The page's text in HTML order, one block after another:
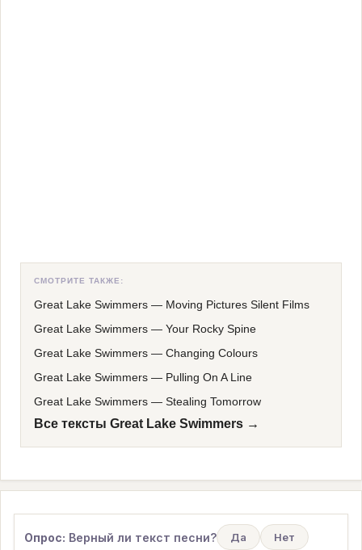
СМОТРИТЕ ТАКЖЕ:
Great Lake Swimmers — Moving Pictures Silent Films
Great Lake Swimmers — Your Rocky Spine
Great Lake Swimmers — Changing Colours
Great Lake Swimmers — Pulling On A Line
Great Lake Swimmers — Stealing Tomorrow
Все тексты Great Lake Swimmers →
Опрос: Верный ли текст песни? Да Нет